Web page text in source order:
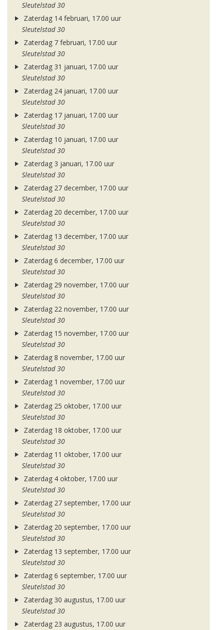
Sleutelstad 30
Zaterdag 14 februari, 17.00 uur
Sleutelstad 30
Zaterdag 7 februari, 17.00 uur
Sleutelstad 30
Zaterdag 31 januari, 17.00 uur
Sleutelstad 30
Zaterdag 24 januari, 17.00 uur
Sleutelstad 30
Zaterdag 17 januari, 17.00 uur
Sleutelstad 30
Zaterdag 10 januari, 17.00 uur
Sleutelstad 30
Zaterdag 3 januari, 17.00 uur
Sleutelstad 30
Zaterdag 27 december, 17.00 uur
Sleutelstad 30
Zaterdag 20 december, 17.00 uur
Sleutelstad 30
Zaterdag 13 december, 17.00 uur
Sleutelstad 30
Zaterdag 6 december, 17.00 uur
Sleutelstad 30
Zaterdag 29 november, 17.00 uur
Sleutelstad 30
Zaterdag 22 november, 17.00 uur
Sleutelstad 30
Zaterdag 15 november, 17.00 uur
Sleutelstad 30
Zaterdag 8 november, 17.00 uur
Sleutelstad 30
Zaterdag 1 november, 17.00 uur
Sleutelstad 30
Zaterdag 25 oktober, 17.00 uur
Sleutelstad 30
Zaterdag 18 oktober, 17.00 uur
Sleutelstad 30
Zaterdag 11 oktober, 17.00 uur
Sleutelstad 30
Zaterdag 4 oktober, 17.00 uur
Sleutelstad 30
Zaterdag 27 september, 17.00 uur
Sleutelstad 30
Zaterdag 20 september, 17.00 uur
Sleutelstad 30
Zaterdag 13 september, 17.00 uur
Sleutelstad 30
Zaterdag 6 september, 17.00 uur
Sleutelstad 30
Zaterdag 30 augustus, 17.00 uur
Sleutelstad 30
Zaterdag 23 augustus, 17.00 uur